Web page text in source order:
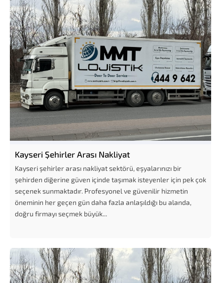
Kayseri Şehirler Arası Nakliyat
Kayseri şehirler arası nakliyat sektörü, eşyalarınızı bir
şehirden diğerine güven içinde taşımak isteyenler için pek çok
seçenek sunmaktadır. Profesyonel ve güvenilir hizmetin
öneminin her geçen gün daha fazla anlaşıldığı bu alanda,
doğru firmayı seçmek büyük...